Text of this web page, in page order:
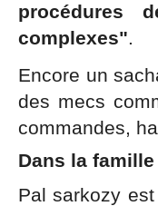
procédures
complexes".
Encore un
des mecs
commandes,
Dans la
Pal sarkozy